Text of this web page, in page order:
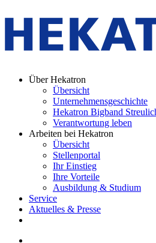
Über Hekatron
Übersicht
Unternehmensgeschichte
Hekatron Bigband
Verantwortung leben
Arbeiten bei Hekatron
Übersicht
Stellenportal
Ihr Einstieg
Ihre Vorteile
Ausbildung & Studium
Service
Aktuelles & Presse